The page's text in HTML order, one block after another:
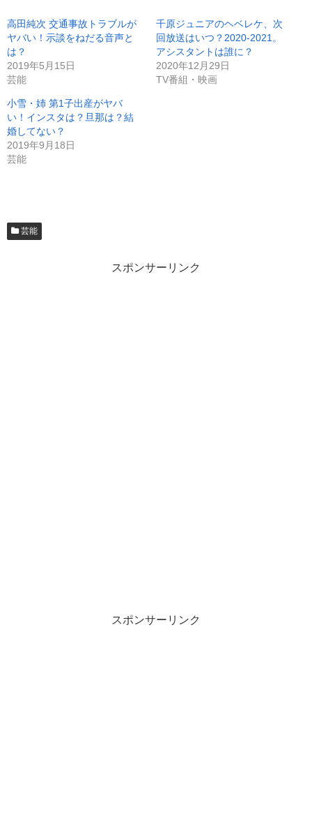
高田純次 交通事故トラブルが
ヤバい！示談をねだる音声と
は？
2019年5月15日
芸能
千原ジュニアのヘベレケ、次
回放送はいつ？2020-2021。
アシスタントは誰に？
2020年12月29日
TV番組・映画
小雪・姉 第1子出産がヤバ
い！インスタは？旦那は？結
婚してない？
2019年9月18日
芸能
芸能
スポンサーリンク
スポンサーリンク